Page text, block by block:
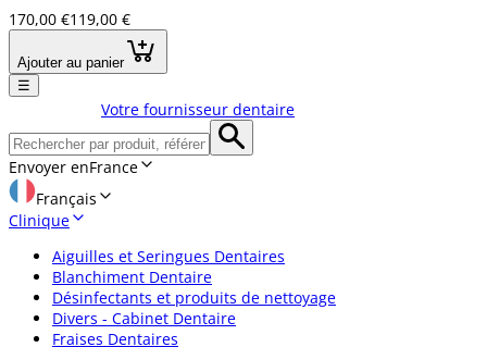
170,00 €119,00 €
Ajouter au panier
☰
Votre fournisseur dentaire
Envoyer enFrance
Français
Clinique
Aiguilles et Seringues Dentaires
Blanchiment Dentaire
Désinfectants et produits de nettoyage
Divers - Cabinet Dentaire
Fraises Dentaires